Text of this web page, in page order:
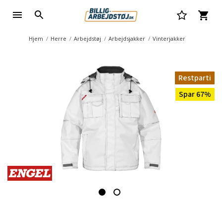
Hjem Herre Arbejdstøj Arbejdsjakker Vinterjakker
Restparti
Spar 67%